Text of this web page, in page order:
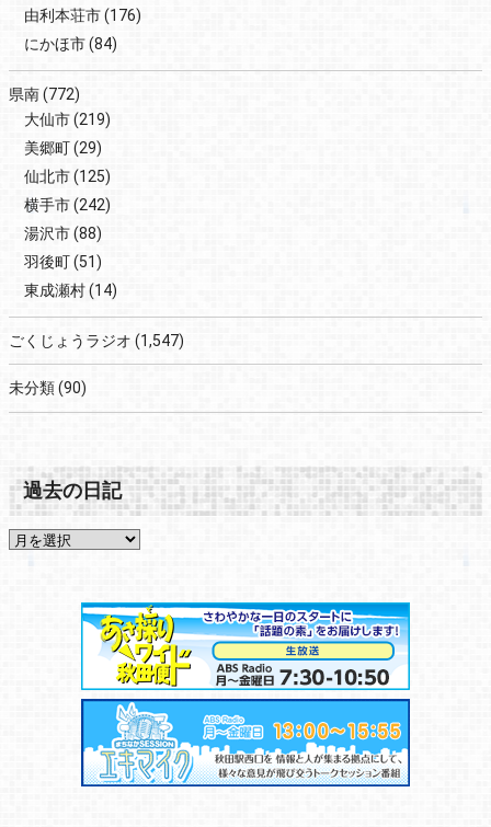
由利本荘市(176)
にかほ市(84)
県南(772)
大仙市(219)
美郷町(29)
仙北市(125)
横手市(242)
湯沢市(88)
羽後町(51)
東成瀬村(14)
ごくじょうラジオ (1,547)
未分類(90)
過去の日記